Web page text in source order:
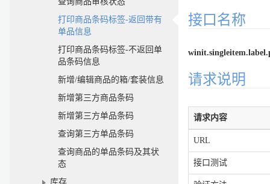
打印商品条码标签-返回带有
单品信息
打印商品条码标签-不返回单
品条码信息
新增/编辑商品的箱/套装信息
新增第三方商品条码
新增第三方单品条码
查询第三方单品条码
查询商品的单品条码及其状
态
库存
接口名称
请求说明
请求内容
URL
接口测试